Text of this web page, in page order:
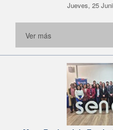
Jueves, 25
Ver más